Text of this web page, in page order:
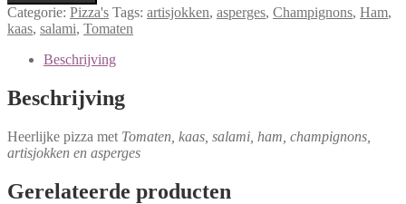
Stagioni
aantal
Categorie: Pizza's Tags: artisjokken, asperges, Champignons, Ham,
kaas, salami, Tomaten
Beschrijving
Beschrijving
Heerlijke pizza met Tomaten, kaas, salami, ham, champignons,
artisjokken en asperges
Gerelateerde producten